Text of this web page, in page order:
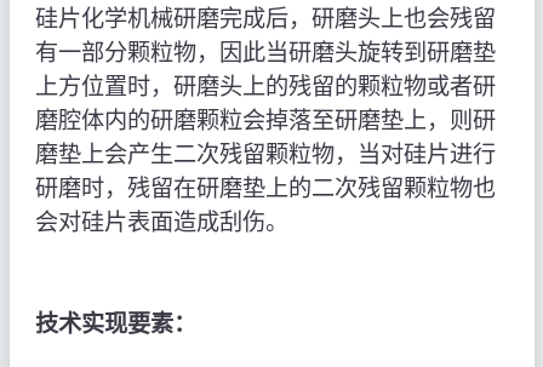
硅片化学机械研磨完成后，研磨头上也会残留
有一部分颗粒物，因此当研磨头旋转到研磨垫
上方位置时，研磨头上的残留的颗粒物或者研
磨腔体内的研磨颗粒会掉落至研磨垫上，则研
磨垫上会产生二次残留颗粒物，当对硅片进行
研磨时，残留在研磨垫上的二次残留颗粒物也
会对硅片表面造成刮伤。
技术实现要素：